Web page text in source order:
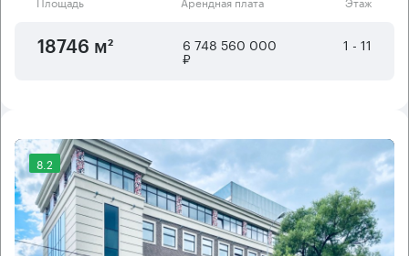
18746 м² 6 748 560 000
₽
1 - 11
8.2